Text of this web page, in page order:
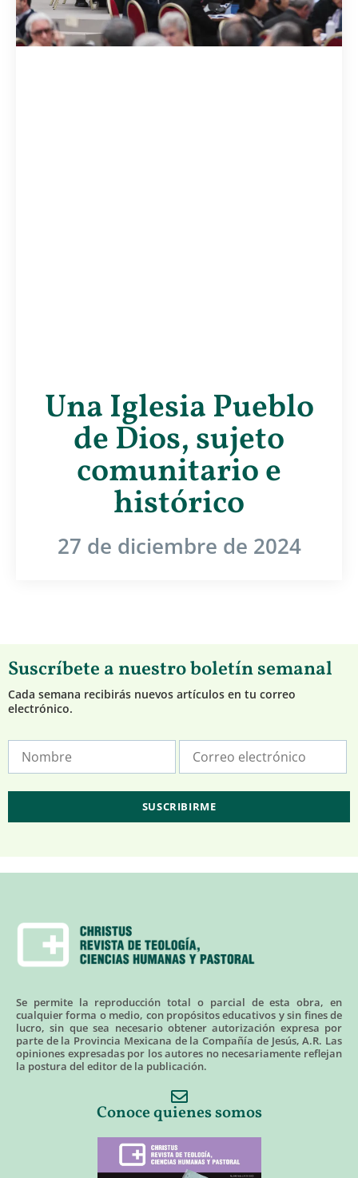
Una Iglesia Pueblo
de Dios, sujeto
comunitario e
histórico
27 de diciembre de 2024
Suscríbete a nuestro boletín semanal
Cada semana recibirás nuevos artículos en tu correo
electrónico.
Se permite la reproducción total o parcial de esta obra, en
cualquier forma o medio, con propósitos educativos y sin fines de
lucro, sin que sea necesario obtener autorización expresa por
parte de la Provincia Mexicana de la Compañía de Jesús, A.R. Las
opiniones expresadas por los autores no necesariamente reflejan
la postura del editor de la publicación.
Conoce quienes somos